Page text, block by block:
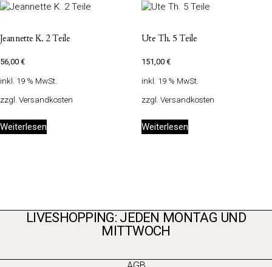
Jeannette K. 2 Teile
56,00 €
inkl. 19 % MwSt.
zzgl. Versandkosten
Weiterlesen
Ute Th. 5 Teile
151,00 €
inkl. 19 % MwSt.
zzgl. Versandkosten
Weiterlesen
LIVESHOPPING: JEDEN MONTAG UND
MITTWOCH